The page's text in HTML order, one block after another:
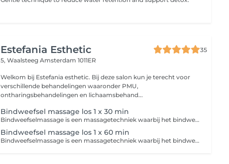
Estefania Esthetic
35
5, WaalsteegAmsterdam 1011ER
Welkom bij Estefania esthetic. Bij deze salon kun je terecht voor
verschillende behandelingen waaronder PMU,
ontharingsbehandelingen en lichaamsbehand...
Bindweefsel massage los 1 x 30 min
Bindweefselmassage is een massagetechniek waarbij het bindweefsel (de huid en onderliggende lagen) wordt gestimuleerd met stevige, vaak wat trekkende bewegingen. Dit verbetert de doorbloeding, maakt verklevingen los en kan de huid en spieren soepeler maken. De massage kan soms gevoelig zijn, maar helpt het lichaam beter te herstellen en te ontspannen.
Bindweefsel massage los 1 x 60 min
Bindweefselmassage is een massagetechniek waarbij het bindweefsel (de huid en onderliggende lagen) wordt gestimuleerd met stevige, vaak wat trekkende bewegingen. Dit verbetert de doorbloeding, maakt verklevingen los en kan de huid en spieren soepeler maken. De massage kan soms gevoelig zijn, maar helpt het lichaam beter te herstellen en te ontspannen.